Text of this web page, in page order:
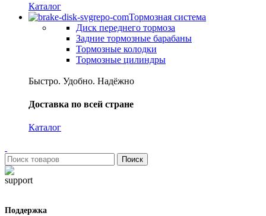
Каталог
Тормозная система
Диск переднего тормоза
Задние тормозные барабаны
Тормозные колодки
Тормозные цилиндры
Быстро. Удобно. Надёжно
Доставка по всей стране
Каталог
Поиск
Поддержка